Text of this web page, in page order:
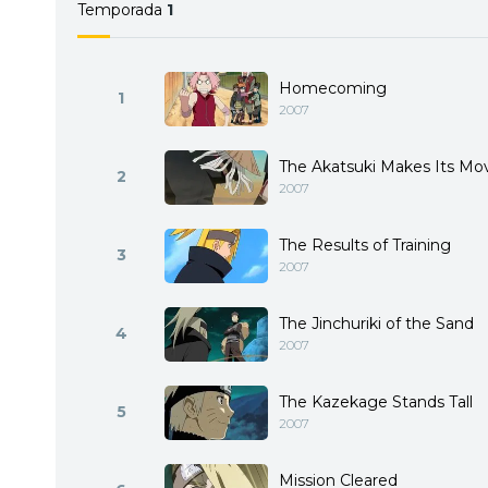
Temporada 1
1 Homecoming
2007
2 The Akatsuki Makes Its
2007
3 The Results of Training
2007
4 The Jinchuriki of the Sand
2007
5 The Kazekage Stands Tall
2007
Mission Cleared